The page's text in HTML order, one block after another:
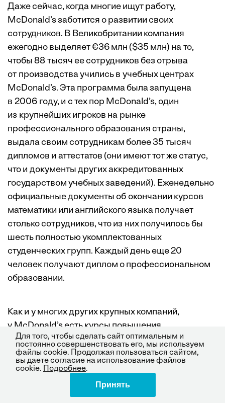
Даже сейчас, когда многие ищут работу,
McDonald’s заботится о развитии своих
сотрудников. В Великобритании компания
ежегодно выделяет €36 млн ($35 млн) на то,
чтобы 88 тысяч ее сотрудников без отрыва
от производства учились в учебных центрах
McDonald’s. Эта программа была запущена
в 2006 году, и с тех пор McDonald’s, один
из крупнейших игроков на рынке
профессионального образования страны,
выдала своим сотрудникам более 35 тысяч
дипломов и аттестатов (они имеют тот же статус,
что и документы других аккредитованных
государством учебных заведений). Еженедельно
официальные документы об окончании курсов
математики или английского языка получает
столько сотрудников, что из них получилось бы
шесть полностью укомплектованных
студенческих групп. Каждый день еще 20
человек получают диплом о профессиональном
образовании.
Как и у многих других крупных компаний,
у McDonald’s есть курсы повышения
квалификации руководителей, но их посещают
не только топ-менеджеры, но и директора
ресторанов, заведующие отделами, а также
начальники смен, то есть люди, на которых
держится повседневная работа. Их учат
Для того, чтобы сделать сайт оптимальным и
постоянно совершенствовать его, мы используем
файлы cookie. Продолжая пользоваться сайтом,
вы даете согласие на использование файлов
cookie.
Подробнее.
Принять